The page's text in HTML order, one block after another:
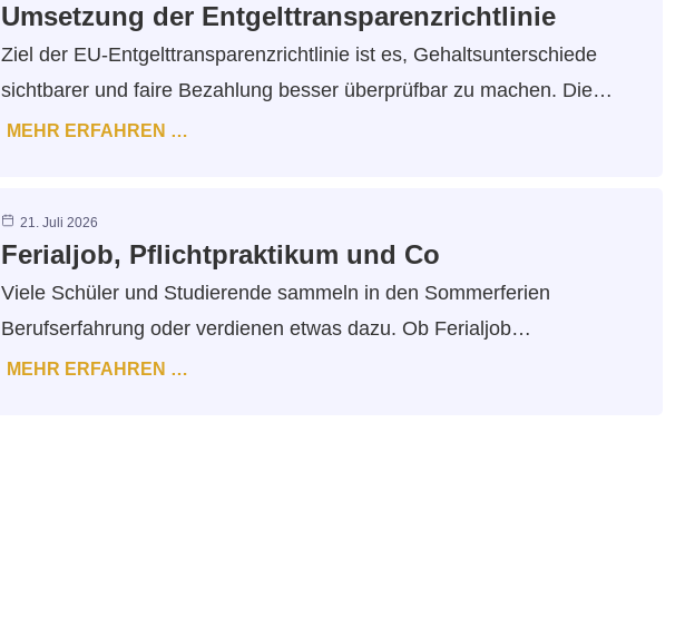
Umsetzung der Entgelttransparenzrichtlinie
Ziel der EU-Entgelttransparenzrichtlinie ist es, Gehaltsunterschiede
sichtbarer und faire Bezahlung besser überprüfbar zu machen. Die…
MEHR ERFAHREN …
21. Juli 2026
Ferialjob, Pflichtpraktikum und Co
Viele Schüler und Studierende sammeln in den Sommerferien
Berufserfahrung oder verdienen etwas dazu. Ob Ferialjob…
MEHR ERFAHREN …